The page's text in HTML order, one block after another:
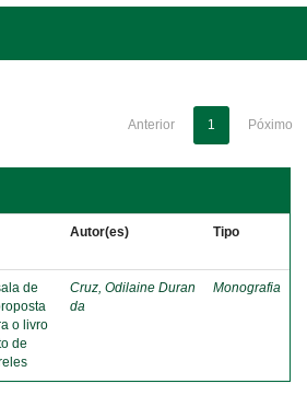
Anterior 1 Póximo
Autor(es) Tipo
de
o livro
de
Cruz, Odilaine Duran
da
Monografia